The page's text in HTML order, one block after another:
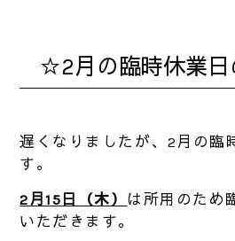
☆2月の臨時休業
遅くなりましたが、2月の臨
す。
2月15日（木） は所用のため
いただきます。